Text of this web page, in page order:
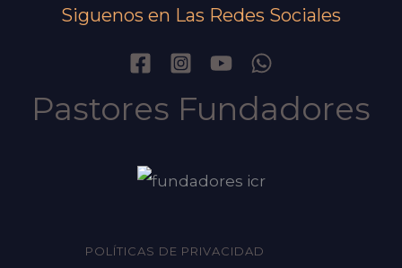
Siguenos en Las Redes Sociales
Pastores Fundadores
POLÍTICAS DE PRIVACIDAD